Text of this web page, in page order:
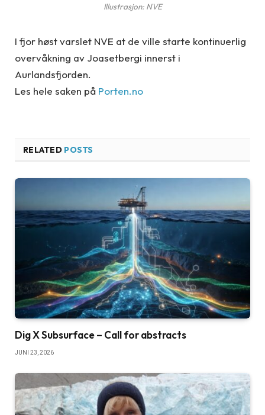
Illustrasjon: NVE
I fjor høst varslet NVE at de ville starte kontinuerlig
overvåkning av Joasetbergi innerst i
Aurlandsfjorden.
Les hele saken på Porten.no
RELATED POSTS
Dig X Subsurface – Call for abstracts
JUNI 23, 2026